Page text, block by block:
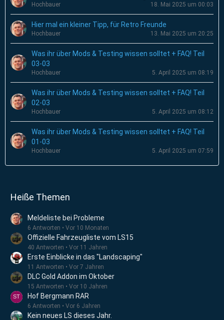
Hochbauer 18. Mai 2025 um 00:03
Hier mal ein kleiner Tipp, für Retro Freunde
Hochbauer 13. Mai 2025 um 20:25
Was ihr über Mods & Testing wissen solltet + FAQ! Teil
03-03
Hochbauer 5. April 2025 um 08:19
Was ihr über Mods & Testing wissen solltet + FAQ! Teil
02-03
Hochbauer 5. April 2025 um 08:12
Was ihr über Mods & Testing wissen solltet + FAQ! Teil
01-03
Hochbauer 5. April 2025 um 07:59
Heiße Themen
Meldeliste bei Probleme
6 Antworten Vor 10 Monaten
Offizielle Fahrzeugliste vom LS15
40 Antworten Vor 11 Jahren
Erste Einblicke in das "Landscaping"
11 Antworten Vor 7 Jahren
DLC Gold Addon im Oktober
15 Antworten Vor 10 Jahren
Hof Bergmann RAR
6 Antworten Vor 6 Jahren
Kein neues LS dieses Jahr.